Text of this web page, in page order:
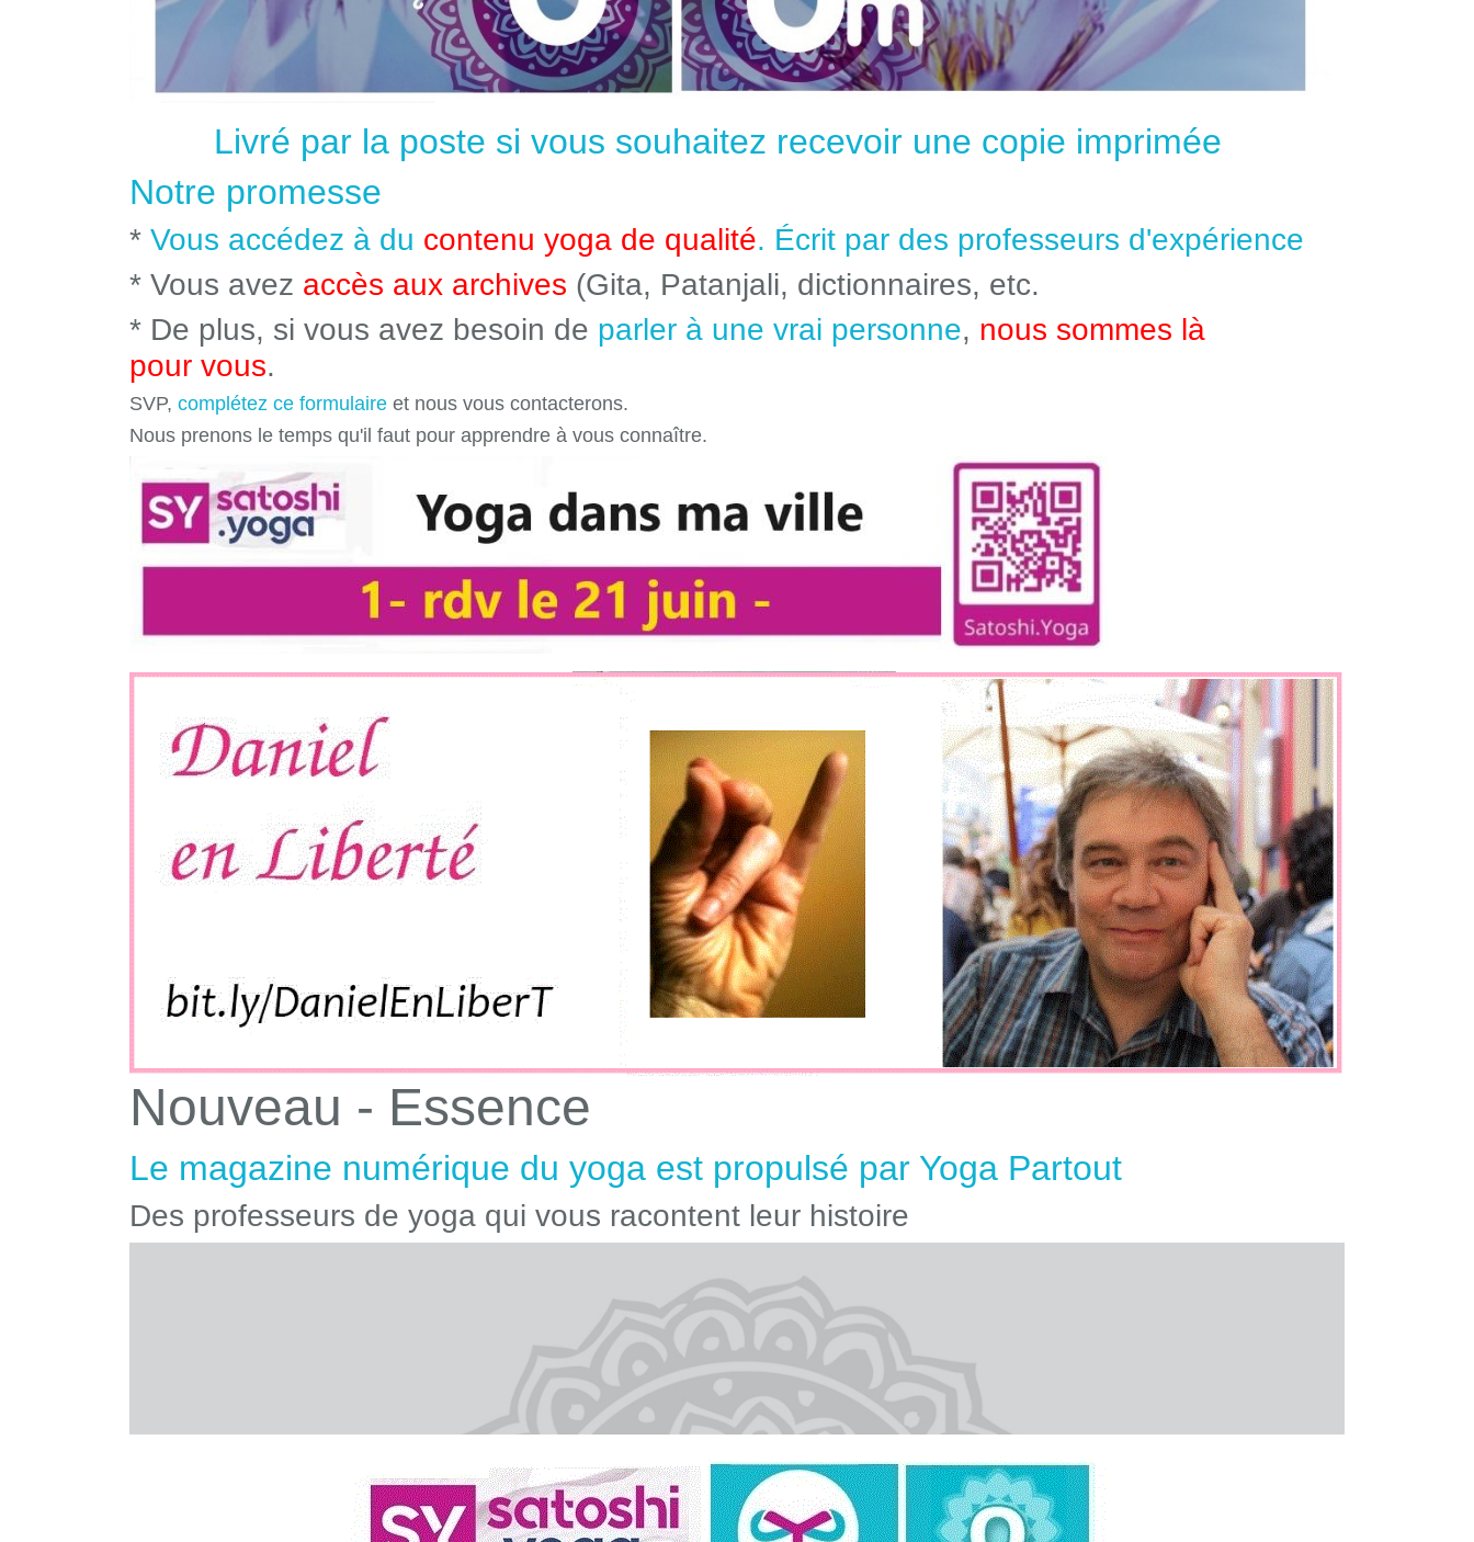
Livré par la poste si vous souhaitez recevoir une copie imprimée
Notre promesse
* Vous accédez à du contenu yoga de qualité. Écrit par des professeurs d'expérience
* Vous avez accès aux archives (Gita, Patanjali, dictionnaires, etc.
* De plus, si vous avez besoin de parler à une vrai personne, nous sommes là
pour vous.
SVP, complétez ce formulaire et nous vous contacterons.
Nous prenons le temps qu'il faut pour apprendre à vous connaître.
Nouveau - Essence
Le magazine numérique du yoga est propulsé par Yoga Partout
Des professeurs de yoga qui vous racontent leur histoire